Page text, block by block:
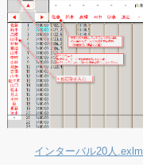
インターバル20人.exlm